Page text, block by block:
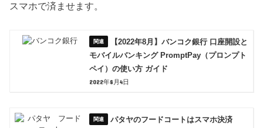
スマホで済ませます。
【2022年8月】バンコク銀行 口座開設と
モバイルバンキング PromptPay（プロンプト
ペイ）の使い方 ガイド
2022年8月4日
パタヤのフードコートはスマホ決済